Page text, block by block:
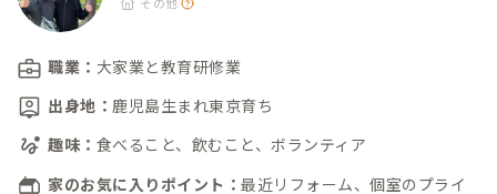
職業： 大家業と教育研修業
出身地： 鹿児島生まれ東京育ち
趣味： 食べること、飲むこと、ボランティア
家のお気に入りポイント： 最近リフォーム、個室のプライ